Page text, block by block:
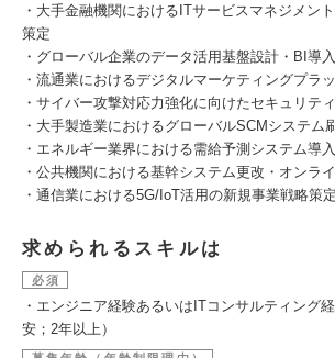
・大手金融機関におけるITサービスマネジメン
策定
・グローバル企業のデータ活用基盤設計・BI導入
・流通業におけるデジタルマーケティングプラ
・サイバー攻撃対応力強化に向けたセキュリテ
・大手製造業におけるグローバルSCMシステム
・エネルギー業界における需給予測システム導入
・公共機関における基幹システム更改・オンラ
・通信業における5G/IoT活用の新規事業戦略策定
求められるスキルは
必須
・エンジニア経験あるいはITコンサルティング
安；2年以上）